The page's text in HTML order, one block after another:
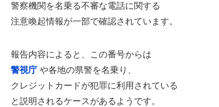
警察機関を名乗る不審な電話に関する
注意喚起情報が一部で確認されています。
報告内容によると、この番号からは
警視庁 や各地の県警を名乗り、
クレジットカードが犯罪に利用されている
と説明されるケースがあるようです。